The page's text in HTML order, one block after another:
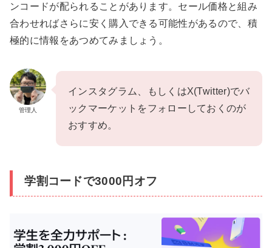
ンコードが配られることがあります。セール価格と組み
合わせればさらに安く購入できる可能性があるので、積
極的に情報をあつめてみましょう。
管理人
インスタグラム、もしくはX(Twitter)でバ
ックマーケットをフォローしておくのが
おすすめ。
学割コードで3000円オフ